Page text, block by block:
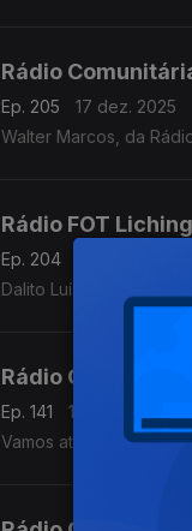
Rádio
Ep. 205
17 dez. 2025
Walter Marcos, da
Rádio FOT
Ep. 204
Dalito Luís, Rádio FOT
Rádio
Ep. 141
10 dez. 2025
Vamos até Angola para